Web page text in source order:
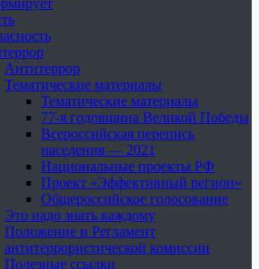
Антитеррор
Тематические материалы
Тематические материалы
77-я годовщина Великой Победы
Всероссийская перепись
населения — 2021
Национальные проекты РФ
Проект «Эффективный регион»
Общероссийское голосование
Это надо знать каждому
Положение и Регламент
антитеррористической комиссии
Полезные ссылки